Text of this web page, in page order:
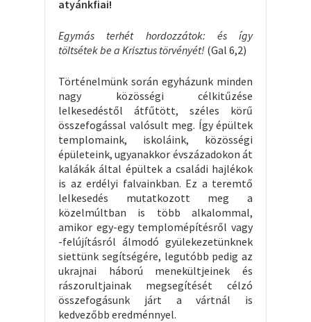
atyánkfiai!
Egymás terhét hordozzátok: és így
töltsétek be a Krisztus törvényét! (Gal 6,2)
Történelmünk során egyházunk minden
nagy közösségi célkitűzése
lelkesedéstől átfűtött, széles körű
összefogással valósult meg. Így épültek
templomaink, iskoláink, közösségi
épületeink, ugyanakkor évszázadokon át
kalákák által épültek a családi hajlékok
is az erdélyi falvainkban. Ez a teremtő
lelkesedés mutatkozott meg a
közelmúltban is több alkalommal,
amikor egy-egy templomépítésről vagy
-felújításról álmodó gyülekezetünknek
siettünk segítségére, legutóbb pedig az
ukrajnai háború menekültjeinek és
rászorultjainak megsegítését célzó
összefogásunk járt a vártnál is
kedvezőbb eredménnyel.